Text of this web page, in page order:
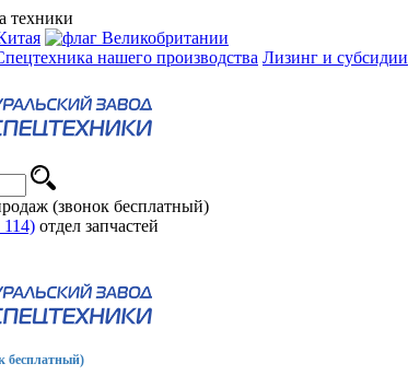
техники
нашего производства Лизинг и субсидии
(звонок бесплатный)
114) отдел запчастей
бесплатный)